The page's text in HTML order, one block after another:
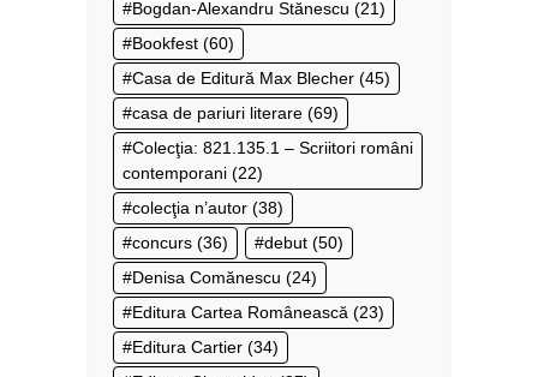
Bogdan-Alexandru Stănescu (21)
Bookfest (60)
Casa de Editură Max Blecher (45)
casa de pariuri literare (69)
Colecţia: 821.135.1 – Scriitori români
contemporani (22)
colecţia n’autor (38)
concurs (36) debut (50)
Denisa Comănescu (24)
Editura Cartea Românească (23)
Editura Cartier (34)